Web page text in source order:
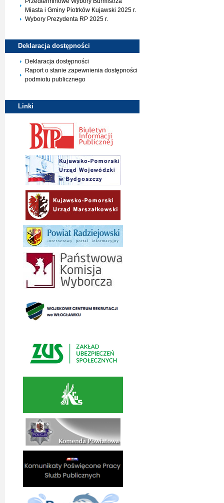
Miasta i Gminy Piotrków Kujawski 2025 r.
Wybory Prezydenta RP 2025 r.
Deklaracja dostępności
Deklaracja dostępności
Raport o stanie zapewnienia dostępności
podmiotu publicznego
Linki